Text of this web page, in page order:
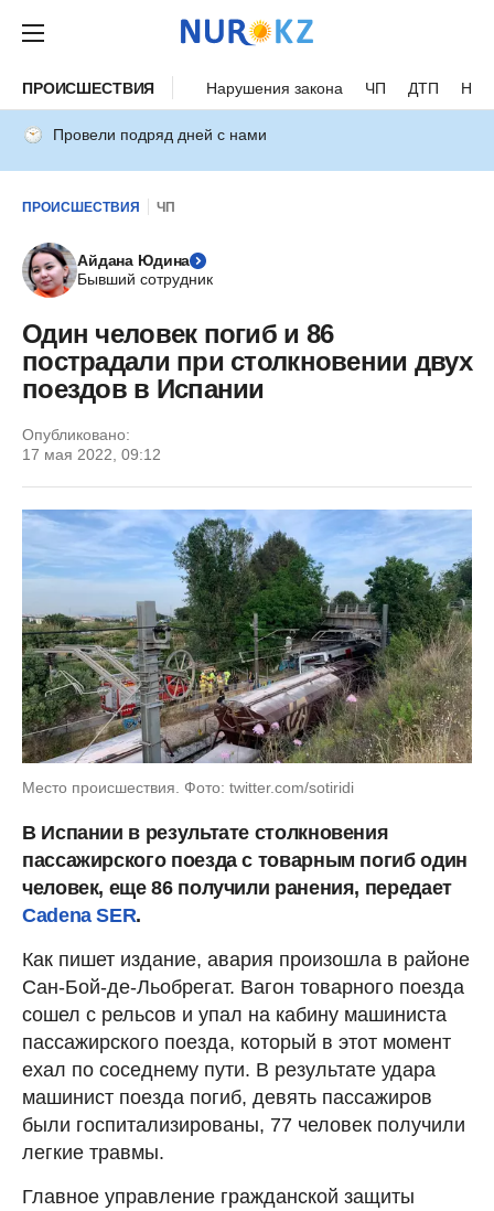
ПРОИСШЕСТВИЯ Нарушения закона ЧП ДТП
Провели подряд дней с нами
ПРОИСШЕСТВИЯ ЧП
Айдана Юдина
Бывший сотрудник
Один человек погиб и 86
пострадали при столкновении двух
поездов в Испании
Опубликовано:
17 мая 2022, 09:12
Место происшествия. Фото: twitter.com/sotiridi
В Испании в результате столкновения
пассажирского поезда с товарным погиб один
человек, еще 86 получили ранения, передает
Cadena SER.
Как пишет издание, авария произошла в районе
Сан-Бой-де-Льобрегат. Вагон товарного поезда
сошел с рельсов и упал на кабину машиниста
пассажирского поезда, который в этот момент
ехал по соседнему пути. В результате удара
машинист поезда погиб, девять пассажиров
были госпитализированы, 77 человек получили
легкие травмы.
Главное управление гражданской защиты